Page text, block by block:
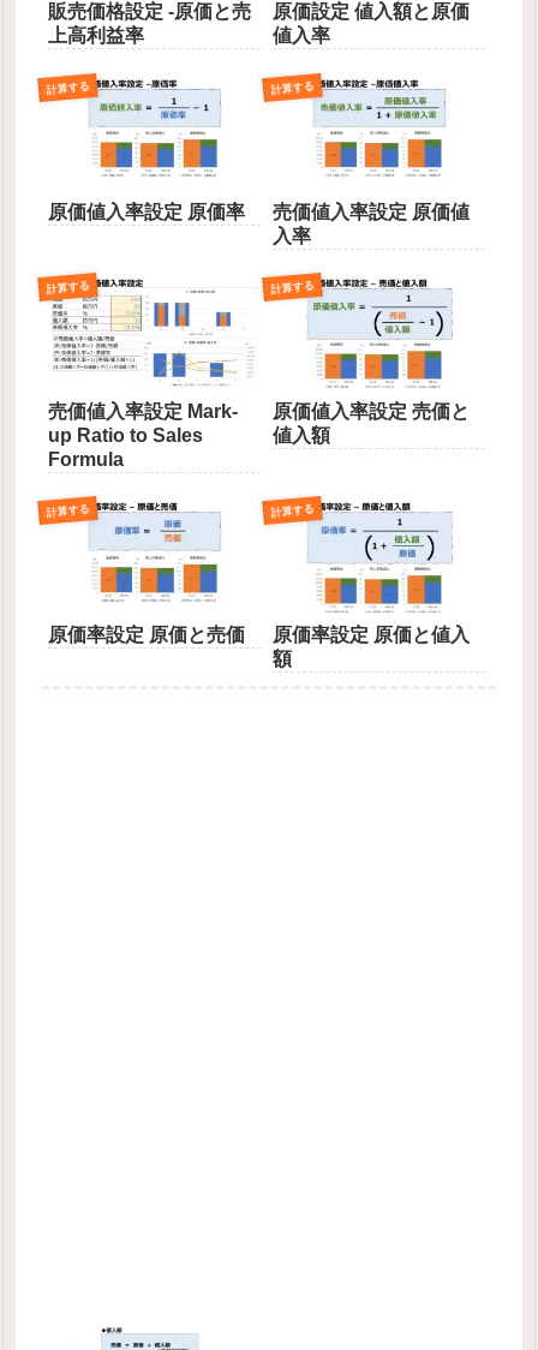
販売価格設定 -原価と売
上高利益率
原価設定 値入額と原価
値入率
計算する
原価値入率設定 原価率
計算する
売価値入率設定 原価値
入率
計算する
売価値入率設定 Mark-
up Ratio to Sales
Formula
計算する
原価値入率設定 売価と
値入額
計算する
原価率設定 原価と売価
計算する
原価率設定 原価と値入
額